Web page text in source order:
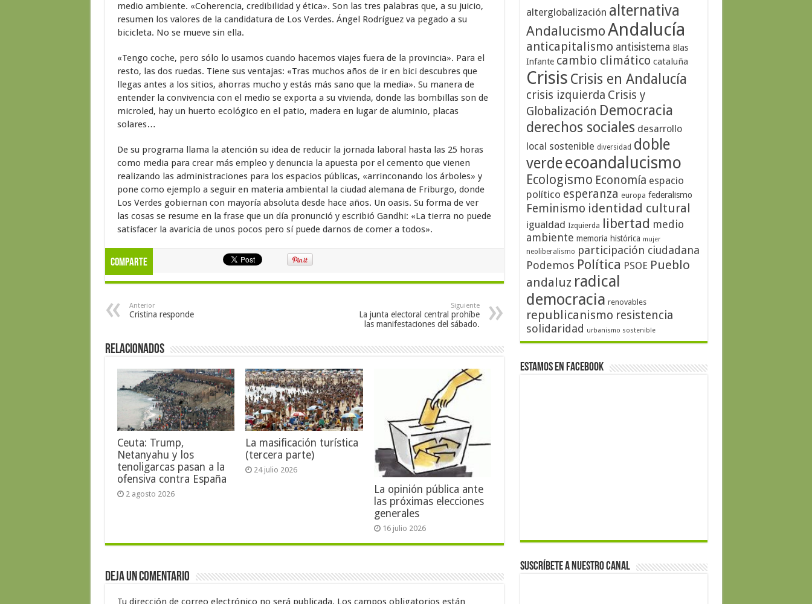
medio ambiente. «Coherencia, credibilidad y ética». Son las tres palabras que, a su juicio,
resumen los valores de la candidatura de Los Verdes. Ángel Rodríguez va pegado a su
bicicleta. No se mueve sin ella.
«Tengo coche, pero sólo lo usamos cuando hacemos viajes fuera de la provincia». Para el
resto, las dos ruedas. Tiene sus ventajas: «Tras muchos años de ir en bici descubres que
llegas antes a los sitios, ahorras mucho y estás más sano que la media». Su manera de
entender la convivencia con el medio se exporta a su vivienda, donde las bombillas son de
microled, hay un huerto ecológico en el patio, madera en lugar de aluminio, placas
solares…
De su programa llama la atención su idea de reducir la jornada laboral hasta las 25 horas
como media para crear más empleo y denuncia la apuesta por el cemento que vienen
realizando las administraciones para los espacios públicas, «arrinconando los árboles» y
pone como ejemplo a seguir en materia ambiental la ciudad alemana de Friburgo, donde
Los Verdes gobiernan con mayoría absoluta desde hace años. Un oasis. Su forma de ver
las cosas se resume en la frase que un día pronunció y escribió Gandhi: «La tierra no puede
satisfacer la avaricia de unos pocos pero sí puede darnos de comer a todos».
Comparte
Anterior
Cristina responde
Siguiente
La junta electoral central prohíbe
las manifestaciones del sábado.
Relacionados
Ceuta: Trump,
Netanyahu y los
tenoligarcas pasan a la
ofensiva contra España
2 agosto 2026
La masificación turística
(tercera parte)
24 julio 2026
La opinión pública ante
las próximas elecciones
generales
16 julio 2026
Deja un comentario
Tu dirección de correo electrónico no será publicada. Los campos obligatorios están
alterglobalización alternativa
AndalucismoAndalucía
anticapitalismo antisistema Blas
Infante cambio climático cataluña
Crisis Crisis en Andalucía
crisis izquierda Crisis y
Globalización Democracia
derechos sociales desarrollo
local sostenible diversidad doble
verdeecoandalucismo
Ecologismo Economía espacio
político esperanza europa federalismo
Feminismo identidad cultural
igualdad Izquierda libertad medio
ambiente memoria histórica mujer
neoliberalismo participación ciudadana
Podemos Política PSOE Pueblo
andaluz radical
democracia renovables
republicanismo resistencia
solidaridad urbanismo sostenible
Estamos en Facebook
Suscríbete a nuestro canal